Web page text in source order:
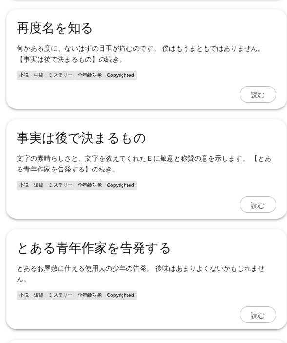
再度名を知る
何かある度に、ないはずの目玉が痛むのです。 僕はもうまともではありません。
【事実は後で決まるもの】の続き。
小説 中編 ミステリー 全年齢対象 Copyrighted
読む
事実は後で決まるもの
文字の素晴らしさと、文字を教えてくれたＥに敬意と称賛の意を示します。 【とあ
る青年作家を告発する】の続き。
小説 短編 ミステリー 全年齢対象 Copyrighted
読む
とある青年作家を告発する
とあるお屋敷に仕える使用人の少年の告発。 後味はあまりよくないかもしれませ
ん。
小説 短編 ミステリー 全年齢対象 Copyrighted
読む